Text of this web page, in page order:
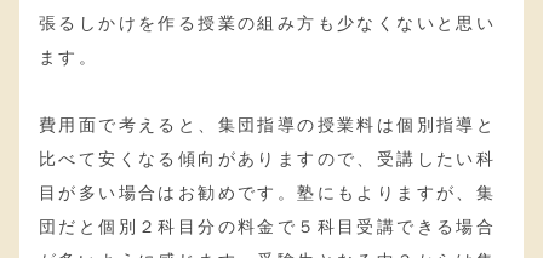
張るしかけを作る授業の組み方も少なくないと思い
ます。
費用面で考えると、集団指導の授業料は個別指導と
比べて安くなる傾向がありますので、受講したい科
目が多い場合はお勧めです。塾にもよりますが、集
団だと個別２科目分の料金で５科目受講できる場合